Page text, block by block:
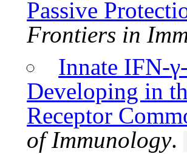
Passive
Frontiers in
Innate IFN-
Developing in
Receptor
of Immunology.